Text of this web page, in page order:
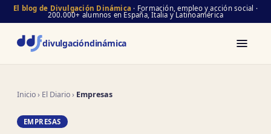
El blog de Divulgación Dinámica · Formación, empleo y acción social ·
200.000+ alumnos en España, Italia y Latinoamérica
divulgacióndinámica
Inicio› El Diario› Empresas
EMPRESAS